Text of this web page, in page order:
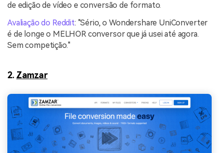
de edição de vídeo e conversão de formato.
Avaliação do Reddit: "Sério, o Wondershare UniConverter
é de longe o MELHOR conversor que já usei até agora.
Sem competição."
2. Zamzar